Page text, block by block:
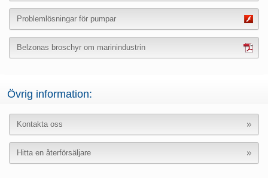
Problemlösningar för pumpar
Belzonas broschyr om marinindustrin
Övrig information:
Kontakta oss
Hitta en återförsäljare